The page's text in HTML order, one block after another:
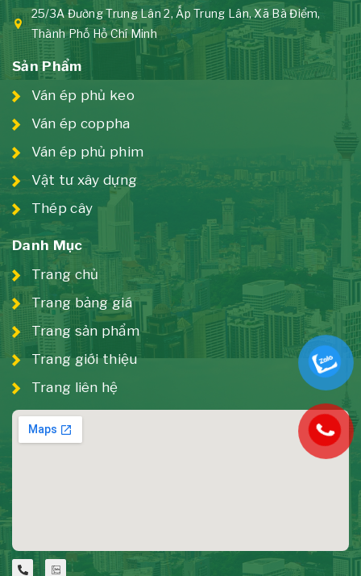
25/3A Đường Trung Lân 2, Ấp Trung Lân, Xã Bà Điểm,
Thành Phố Hồ Chí Minh
Sản Phẩm
Ván ép phủ keo
Ván ép coppha
Ván ép phủ phim
Vật tư xây dựng
Thép cây
Danh Mục
Trang chủ
Trang bảng giá
Trang sản phẩm
Trang giới thiệu
Trang liên hệ